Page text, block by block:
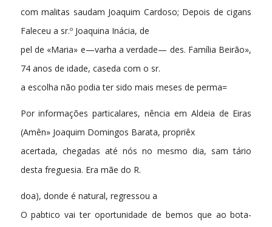
com malitas saudam Joaquim Cardoso; Depois de cigans
Faleceu a sr.º Joaquina Inácia, de
pel de «Maria» e—varha a verdade— des. Família Beirão»,
74 anos de idade, caseda com o sr.
a escolha não podia ter sido mais meses de perma=
Por informações particalares, nência em Aldeia de Eiras
(Amên» Joaquim Domingos Barata, propriêx
acertada, chegadas até nós no mesmo dia, sam tário
desta freguesia. Era mãe do R.
doa), donde é natural, regressou a
O pabtico vai ter oportunidade de bemos que ao bota-